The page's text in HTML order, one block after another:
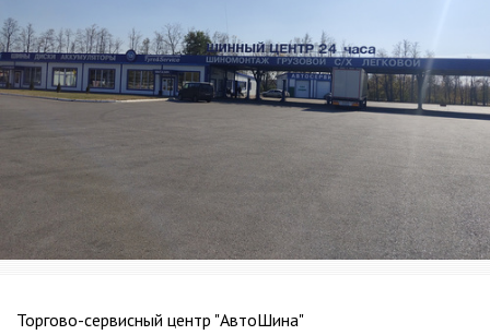
Торгово-сервисный центр "АвтоШина"